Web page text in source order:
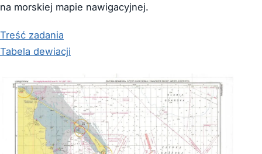
na morskiej mapie nawigacyjnej.
Treść zadania
Tabela dewiacji